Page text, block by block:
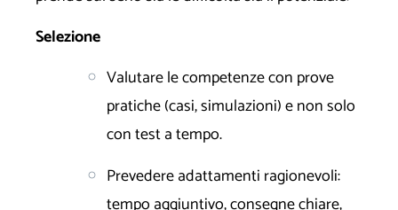
Selezione
Valutare le competenze con prove
pratiche (casi, simulazioni) e non solo
con test a tempo.
Prevedere adattamenti ragionevoli:
tempo aggiuntivo, consegne chiare,